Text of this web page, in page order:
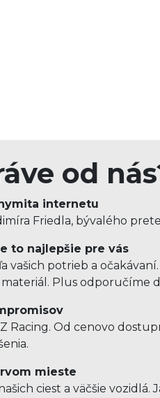
od
internetu
Friedla, bývalého
to najlepšie pre vás
vašich potrieb a
Plus odporučíme
Racing. Od cenovo
mieste
ciest a väčšie vozidlá.